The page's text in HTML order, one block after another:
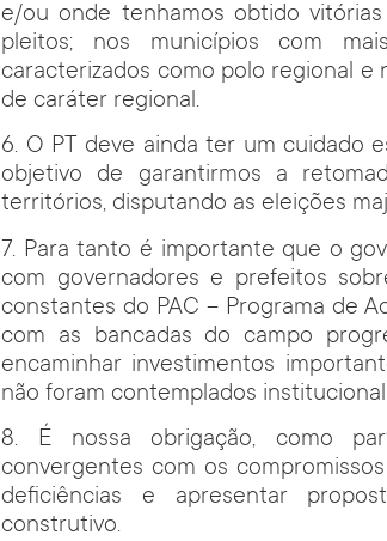
e/ou onde tenhamos obtido
pleitos; nos municípios com
caracterizados como polo regional e
de caráter regional.
6. O PT deve ainda ter um cuidado
objetivo de garantirmos a
territórios, disputando as eleições
7. Para tanto é importante que o
com governadores e prefeitos
constantes do PAC – Programa de
com as bancadas do campo
encaminhar investimentos
não foram contemplados
8. É nossa obrigação, como
convergentes com os
deficiências e apresentar
construtivo.